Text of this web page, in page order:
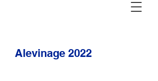
Alevinage 2022